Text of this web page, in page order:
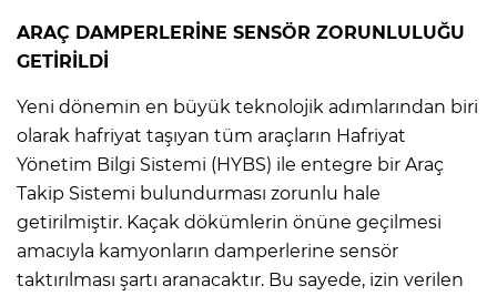
ARAÇ DAMPERLERİNE SENSÖR ZORUNLULUĞU
GETİRİLDİ
Yeni dönemin en büyük teknolojik adımlarından biri
olarak hafriyat taşıyan tüm araçların Hafriyat
Yönetim Bilgi Sistemi (HYBS) ile entegre bir Araç
Takip Sistemi bulundurması zorunlu hale
getirilmiştir. Kaçak dökümlerin önüne geçilmesi
amacıyla kamyonların damperlerine sensör
taktırılması şartı aranacaktır. Bu sayede, izin verilen